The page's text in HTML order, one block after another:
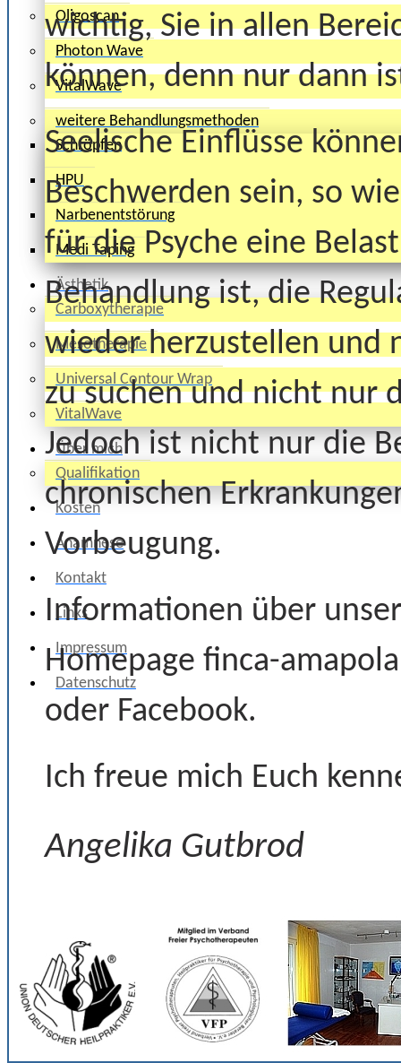
Oligoscan
Photon Wave
VitalWave
weitere Behandlungsmethoden
Schröpfen
HPU
Narbenentstörung
Medi Taping
Ästhetik
Carboxytherapie
Mesotherapie
Universal Contour Wrap
VitalWave
Über mich
Qualifikation
Kosten
Anamnese
Kontakt
Links
Impressum
Datenschutz
wichtig, Sie in allen
können, denn nur dann
Seelische Einflüsse
Beschwerden sein, so
für die Psyche eine
Behandlung ist, die
wieder herzustellen und
zu suchen und nicht nur
Jedoch ist nicht nur die
chronischen
Vorbeugung.
Informationen über
Homepage finca-
oder Facebook.
Ich freue mich Euch
Angelika Gutbrod